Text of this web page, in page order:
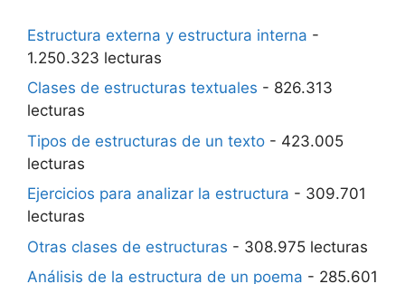
Estructura externa y estructura interna -
1.250.323 lecturas
Clases de estructuras textuales - 826.313
lecturas
Tipos de estructuras de un texto - 423.005
lecturas
Ejercicios para analizar la estructura - 309.701
lecturas
Otras clases de estructuras - 308.975 lecturas
Análisis de la estructura de un poema - 285.601